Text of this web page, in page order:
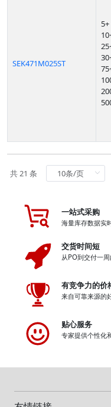
SEK471M025ST
5+
10
25
30
75
共 21 条
一站式采购
海量库存数据实
交货时间短
从PO到交付一周
有竞争力的价
来自可靠来源的
贴心服务
专家提供个性化